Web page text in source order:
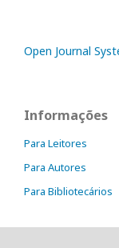
Open Journal
Informações
Para Leitores
Para Autores
Para Bibliotecários